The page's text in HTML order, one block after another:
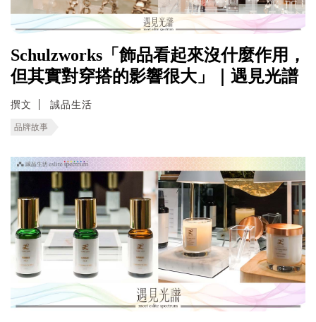
Schulzworks「飾品看起來沒什麼作用，
但其實對穿搭的影響很大」｜遇見光譜
撰文 誠品生活
品牌故事